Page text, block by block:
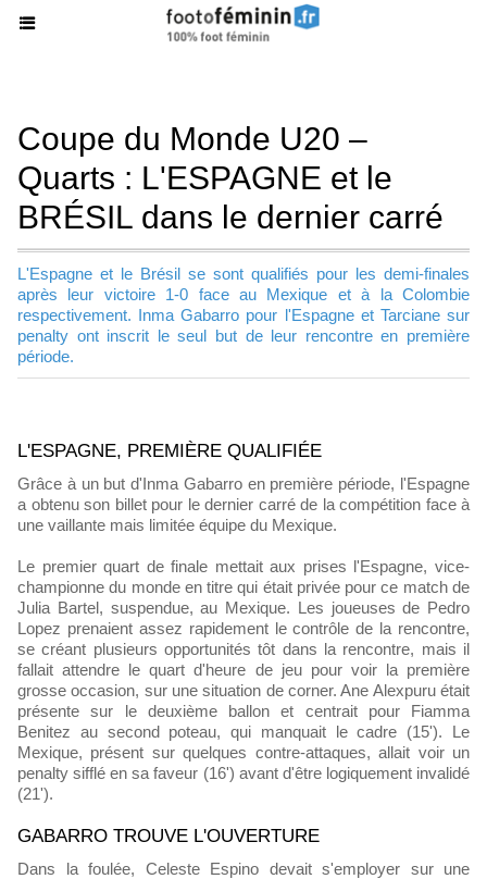
Coupe du Monde U20 –
Quarts : L'ESPAGNE et le
BRÉSIL dans le dernier carré
L'Espagne et le Brésil se sont qualifiés pour les demi-finales
après leur victoire 1-0 face au Mexique et à la Colombie
respectivement. Inma Gabarro pour l'Espagne et Tarciane sur
penalty ont inscrit le seul but de leur rencontre en première
période.
L'ESPAGNE, PREMIÈRE QUALIFIÉE
Grâce à un but d'Inma Gabarro en première période, l'Espagne
a obtenu son billet pour le dernier carré de la compétition face à
une vaillante mais limitée équipe du Mexique.
Le premier quart de finale mettait aux prises l'Espagne, vice-
championne du monde en titre qui était privée pour ce match de
Julia Bartel, suspendue, au Mexique. Les joueuses de Pedro
Lopez prenaient assez rapidement le contrôle de la rencontre,
se créant plusieurs opportunités tôt dans la rencontre, mais il
fallait attendre le quart d'heure de jeu pour voir la première
grosse occasion, sur une situation de corner. Ane Alexpuru était
présente sur le deuxième ballon et centrait pour Fiamma
Benitez au second poteau, qui manquait le cadre (15'). Le
Mexique, présent sur quelques contre-attaques, allait voir un
penalty sifflé en sa faveur (16') avant d'être logiquement invalidé
(21').
GABARRO TROUVE L'OUVERTURE
Dans la foulée, Celeste Espino devait s'employer sur une